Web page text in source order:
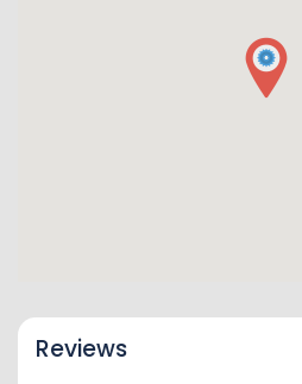
Reviews